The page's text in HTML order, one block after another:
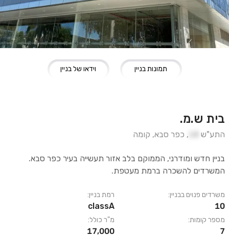
בית ש.מ.
התע"ש , כפר סבא, קומה
בניין חדש ומודרני, הממוקם בלב אזור תעשייה בעיר כפר סבא.
המשרדים להשכרה ברמת מעטפת.
משרדים פנוים בבניין:
10
מספר קומות:
7
רמת בניין:
classA
מ"ר כולל:
17,000
תמונות בניין וידאו של בניין